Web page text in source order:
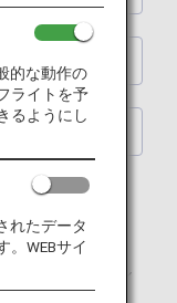
ュー
機内食をご案内し
的な動作の
ライトを予
るようにし
れたデータ
。WEBサイ